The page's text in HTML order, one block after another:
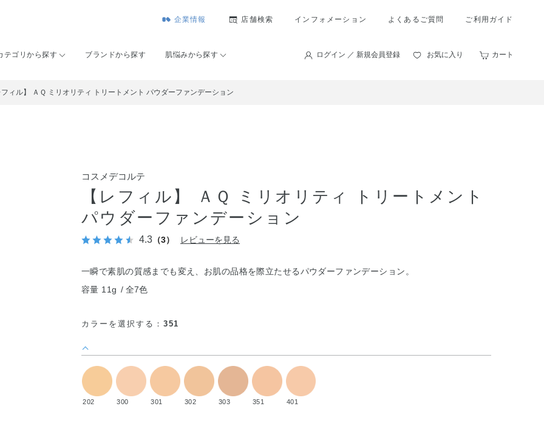
企業情報 店舗検索 インフォメーション よくあるご質問 ご利用ガイド
テゴリから探す ブランドから探す 肌悩みから探す ログイン ／ 新規会員登録 お気に入り カート
ィル】 ＡＱ ミリオリティ トリートメント パウダーファンデーション
コスメデコルテ
【レフィル】 ＡＱ ミリオリティ トリートメント
パウダーファンデーション
4.3 （3） レビューを見る
一瞬で素肌の質感までも変え、お肌の品格を際立たせるパウダーファンデーション。
容量 11g
全7色
カラーを選択する： 351
202 300 301 302 303 351 401